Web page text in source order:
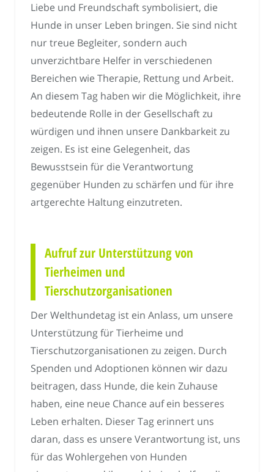
Liebe und Freundschaft symbolisiert, die
Hunde in unser Leben bringen. Sie sind nicht
nur treue Begleiter, sondern auch
unverzichtbare Helfer in verschiedenen
Bereichen wie Therapie, Rettung und Arbeit.
An diesem Tag haben wir die Möglichkeit, ihre
bedeutende Rolle in der Gesellschaft zu
würdigen und ihnen unsere Dankbarkeit zu
zeigen. Es ist eine Gelegenheit, das
Bewusstsein für die Verantwortung
gegenüber Hunden zu schärfen und für ihre
artgerechte Haltung einzutreten.
Aufruf zur Unterstützung von
Tierheimen und
Tierschutzorganisationen
Der Welthundetag ist ein Anlass, um unsere
Unterstützung für Tierheime und
Tierschutzorganisationen zu zeigen. Durch
Spenden und Adoptionen können wir dazu
beitragen, dass Hunde, die kein Zuhause
haben, eine neue Chance auf ein besseres
Leben erhalten. Dieser Tag erinnert uns
daran, dass es unsere Verantwortung ist, uns
für das Wohlergehen von Hunden